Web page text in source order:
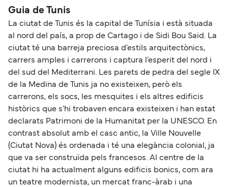
Guia de Tunis
La ciutat de Tunis és la capital de Tunísia i està situada
al nord del país, a prop de Cartago i de Sidi Bou Said. La
ciutat té una barreja preciosa d'estils arquitectònics,
carrers amples i carrerons i captura l'esperit del nord i
del sud del Mediterrani. Les parets de pedra del segle IX
de la Medina de Tunis ja no existeixen, però els
carrerons, els socs, les mesquites i els altres edificis
històrics que s’hi trobaven encara existeixen i han estat
declarats Patrimoni de la Humanitat per la UNESCO. En
contrast absolut amb el casc antic, la Ville Nouvelle
(Ciutat Nova) és ordenada i té una elegància colonial, ja
que va ser construïda pels francesos. Al centre de la
ciutat hi ha actualment alguns edificis bonics, com ara
un teatre modernista, un mercat franc-àrab i una